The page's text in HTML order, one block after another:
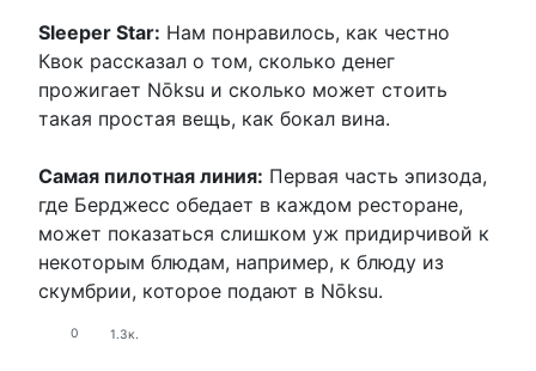
Sleeper Star: Нам понравилось, как честно
Квок рассказал о том, сколько денег
прожигает Nōksu и сколько может стоить
такая простая вещь, как бокал вина.
Самая пилотная линия: Первая часть эпизода,
где Берджесс обедает в каждом ресторане,
может показаться слишком уж придирчивой к
некоторым блюдам, например, к блюду из
скумбрии, которое подают в Nōksu.
0 1.3к.